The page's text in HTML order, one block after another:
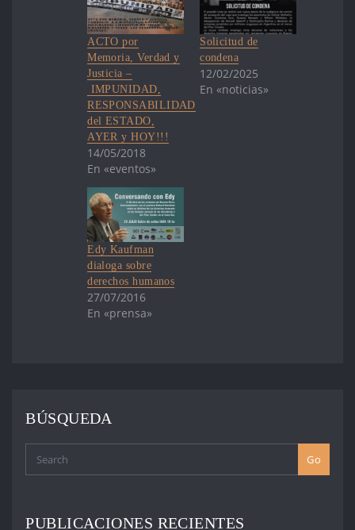
ACTO por
Memoria, Verdad y
Justicia –
IMPUNIDAD,
RESPONSABILIDAD
del ESTADO,
AYER y HOY!!!
14/05/2018
En «eventos»
Solicitud de
condena
12/02/2025
En «noticias»
Edy Kaufman
dialoga sobre
derechos humanos
27/07/2016
En «prensa»
BÚSQUEDA
Go
PUBLICACIONES RECIENTES